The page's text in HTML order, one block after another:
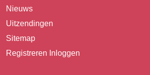
Nieuws
Uitzendingen
Sitemap
Registreren Inloggen